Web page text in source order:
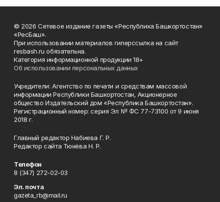
© 2026 Сетевое издание газеты «Республика Башкортостан»
«РесБаш».
При использовании материалов гиперссылка на сайт
resbash.ru обязательна.
Категория информационной продукции 18+
Об использовании персональных данных
Учредители: Агентство по печати и средствам массовой
информации Республики Башкортостан, Акционерное
общество Издательский дом «Республика Башкортостан».
Регистрационный номер: серия Эл № ФС 77-73100 от 9 июня
2018 г.
Главный редактор Набиева Г. Р.
Редактор сайта Тюнёва Н. Р.
Телефон
8 (347) 272-02-03
Эл. почта
gazeta_rb@mail.ru